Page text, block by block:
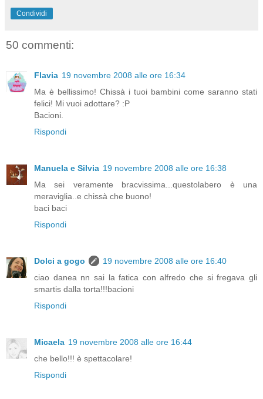
Condividi
50 commenti:
Flavia 19 novembre 2008 alle ore 16:34
Ma è bellissimo! Chissà i tuoi bambini come saranno stati
felici! Mi vuoi adottare? :P
Bacioni.
Rispondi
Manuela e Silvia 19 novembre 2008 alle ore 16:38
Ma sei veramente bracvissima...questolabero è una
meraviglia..e chissà che buono!
baci baci
Rispondi
Dolci a gogo
19 novembre 2008 alle ore 16:40
ciao danea nn sai la fatica con alfredo che si fregava gli
smartis dalla torta!!!bacioni
Rispondi
Micaela 19 novembre 2008 alle ore 16:44
che bello!!! è spettacolare!
Rispondi